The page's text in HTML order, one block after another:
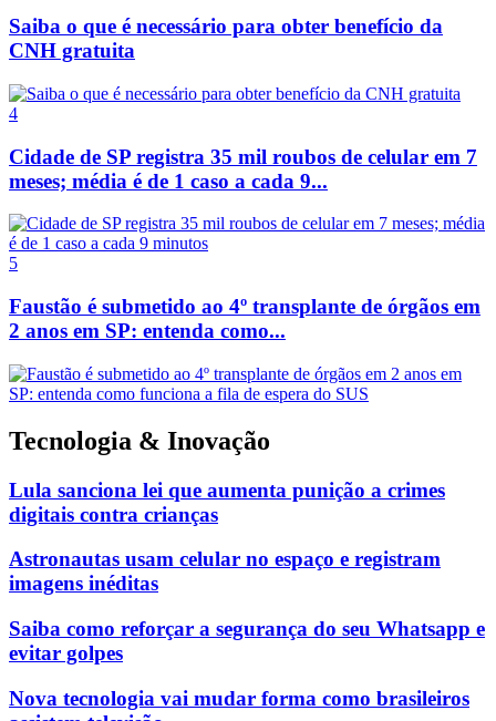
Saiba o que é necessário para obter benefício da
CNH gratuita
4
Cidade de SP registra 35 mil roubos de celular em 7
meses; média é de 1 caso a cada 9...
5
Faustão é submetido ao 4º transplante de órgãos em
2 anos em SP: entenda como...
Tecnologia & Inovação
Lula sanciona lei que aumenta punição a crimes
digitais contra crianças
Astronautas usam celular no espaço e registram
imagens inéditas
Saiba como reforçar a segurança do seu Whatsapp e
evitar golpes
Nova tecnologia vai mudar forma como brasileiros